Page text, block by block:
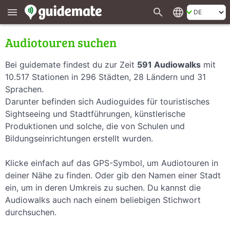
menu search language
Audiotouren suchen
Bei guidemate findest du zur Zeit 591 Audiowalks mit
10.517 Stationen in 296 Städten, 28 Ländern und 31
Sprachen.
Darunter befinden sich Audioguides für touristisches
Sightseeing und Stadtführungen, künstlerische
Produktionen und solche, die von Schulen und
Bildungseinrichtungen erstellt wurden.
Klicke einfach auf das GPS-Symbol, um Audiotouren in
deiner Nähe zu finden. Oder gib den Namen einer Stadt
ein, um in deren Umkreis zu suchen. Du kannst die
Audiowalks auch nach einem beliebigen Stichwort
durchsuchen.